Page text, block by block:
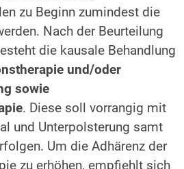
zu Beginn zumindest die
Nach der Beurteilung
die kausale Behandlung
und/oder
sowie
. Diese soll vorrangig mit
und Unterpolsterung samt
Um die Adhärenz der
zu erhöhen, empfiehlt sich